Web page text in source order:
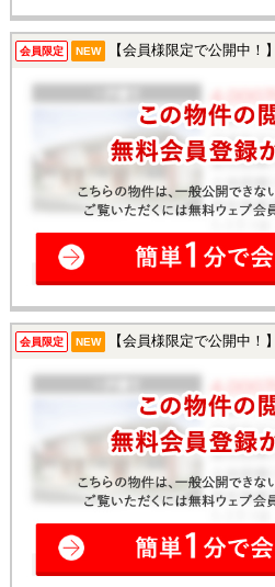
会員限定 NEW 【会員様限定で公開中！】
会員限定 NEW 【会員様限定で公開中！】